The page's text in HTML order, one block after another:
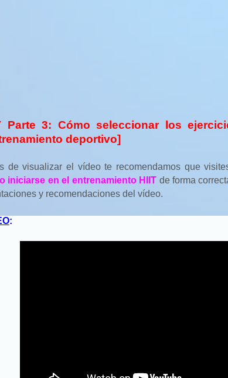
Parte 3: Cómo seleccionar los
deportivo]
de visualizar el vídeo te recomendamos que
iniciarse en el entrenamiento HIIT de forma
y recomendaciones del vídeo.
: